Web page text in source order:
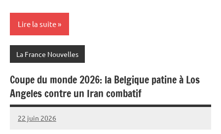
Lire la suite
La France Nouvelles
Coupe du monde 2026: la Belgique patine à Los
Angeles contre un Iran combatif
22 juin 2026
Admins